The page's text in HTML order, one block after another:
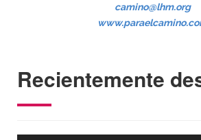
camino@lhm.org
Recientemente